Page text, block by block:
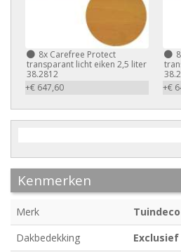
8x Carefree Protect
transparant licht eiken 2,5 liter
38.2812
+€ 647,60
+€
Kenmerken
Merk
Tuindeco
Dakbedekking
Exclusief